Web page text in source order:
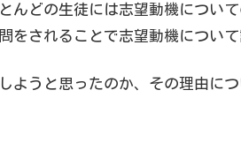
んどの生徒には志望動機につい
をされることで志望動機について
ようと思ったのか、その理由に